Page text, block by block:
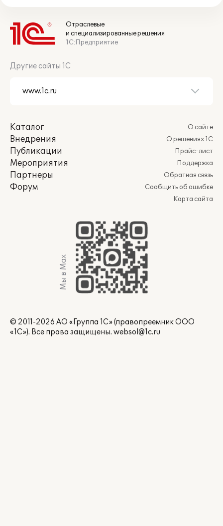
Отраслевые
и специализированные решения
1С:Предприятие
Другие сайты 1С
Каталог
Внедрения
Публикации
Мероприятия
Партнеры
Форум
О сайте
О решениях 1С
Прайс-лист
Поддержка
Обратная связь
Сообщить об ошибке
Карта сайта
Мы в Max
© 2011-2026 АО «Группа 1С» (правопреемник ООО
«1С»). Все права защищены. websol@1c.ru